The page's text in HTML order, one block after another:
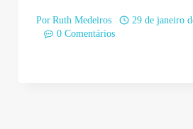
Por Ruth Medeiros
29 de janeiro
0 Comentários